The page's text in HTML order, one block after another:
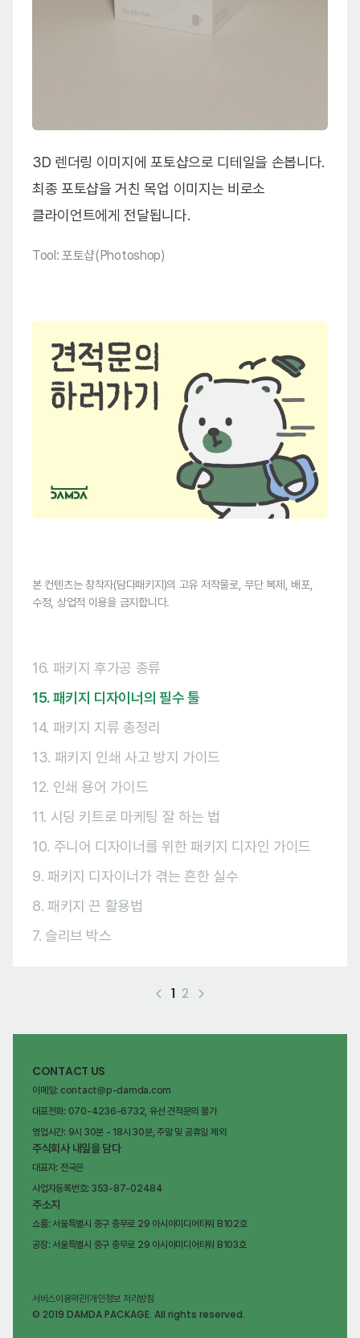
3D 렌더링 이미지에 포토샵으로 디테일을 손봅니다.
최종 포토샵을 거친 목업 이미지는 비로소
클라이언트에게 전달됩니다.
Tool: 포토샵(Photoshop)
본 컨텐츠는 창작자(담다패키지)의 고유 저작물로, 무단 복제, 배포,
수정, 상업적 이용을 금지합니다.
16. 패키지 후가공 종류
15. 패키지 디자이너의 필수 툴
14. 패키지 지류 총정리
13. 패키지 인쇄 사고 방지 가이드
12. 인쇄 용어 가이드
11. 시딩 키트로 마케팅 잘 하는 법
10. 주니어 디자이너를 위한 패키지 디자인 가이드
9. 패키지 디자이너가 겪는 흔한 실수
8. 패키지 끈 활용법
7. 슬리브 박스
1 2
CONTACT US
이메일: contact@p-damda.com
대표전화: 070-4236-6732, 유선 견적문의 불가
영업시간: 9시 30분 - 18시 30분, 주말 및 공휴일 제외
주식회사 내일을 담다
대표자: 전국은
사업자등록번호: 353-87-02484
주소지
쇼룸: 서울특별시 중구 충무로 29 아시아미디어타워 B102호
공장: 서울특별시 중구 충무로 29 아시아미디어타워 B103호
서비스이용약관| 개인정보 처리방침
© 2019 DAMDA PACKAGE. All rights reserved.